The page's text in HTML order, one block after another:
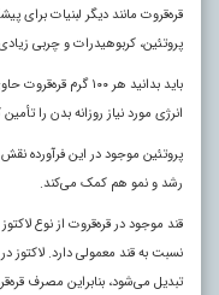
قره‌قروت مانند دیگر لبنیات برای
پروتئین، کربوهیدرات و چربی
انرژی مورد نیاز روزانه بدن را تأمین
پروتئین موجود در این فرآورده
رشد و نمو هم کمک می‌کند.
قند موجود در قره‌قروت از نوع
نسبت به قند معمولی دارد. لاکتوز
تبدیل می‌شود، بنابراین مصرف